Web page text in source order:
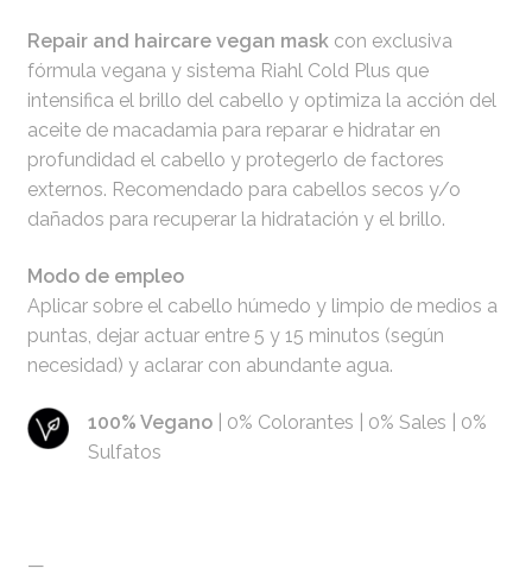
Repair and haircare vegan mask con exclusiva
fórmula vegana y sistema Riahl Cold Plus que
intensifica el brillo del cabello y optimiza la acción del
aceite de macadamia para reparar e hidratar en
profundidad el cabello y protegerlo de factores
externos. Recomendado para cabellos secos y/o
dañados para recuperar la hidratación y el brillo.
Modo de empleo
Aplicar sobre el cabello húmedo y limpio de medios a
puntas, dejar actuar entre 5 y 15 minutos (según
necesidad) y aclarar con abundante agua.
100% Vegano| 0% Colorantes | 0% Sales | 0%
Sulfatos
—